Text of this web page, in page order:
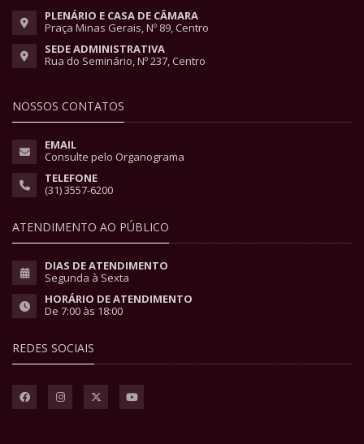
PLENÁRIO E CASA DE CÂMARA
Praça Minas Gerais, Nº 89, Centro
SEDE ADMINISTRATIVA
Rua do Seminário, Nº 237, Centro
NOSSOS CONTATOS
EMAIL
Consulte pelo Organograma
TELEFONE
(31) 3557-6200
ATENDIMENTO AO PÚBLICO
DIAS DE ATENDIMENTO
Segunda à Sexta
HORÁRIO DE ATENDIMENTO
De 7:00 às 18:00
REDES SOCIAIS